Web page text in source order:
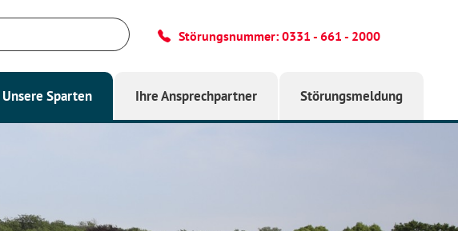
Störungsnummer: 0331 - 661 - 2000
Unsere Sparten Ihre Ansprechpartner Störungsmeldung